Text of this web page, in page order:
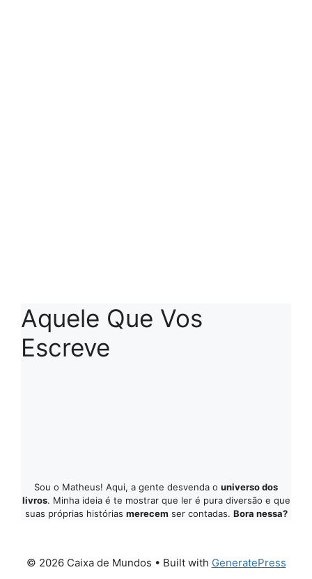
Aquele Que Vos
Escreve
Sou o Matheus! Aqui, a gente desvenda o universo dos
livros. Minha ideia é te mostrar que ler é pura diversão e que
suas próprias histórias merecem ser contadas. Bora nessa?
© 2026 Caixa de Mundos • Built with GeneratePress